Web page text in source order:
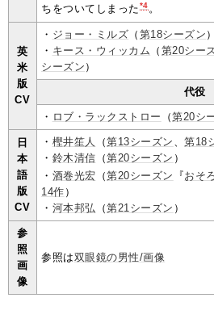
ちをついてしまった*4。
英
米
版
CV
・ ジョー・ミルズ （ 第18シーズン ）
・ キース・ウィッカム （ 第20シー
シーズン ）
代役
・ ロブ・ラックストロー （第20シ
日
本
語
版
CV
・ 樫井笙人 （第13シーズン 、第18
・ 鈴木清信 （第20シーズン ）
・ 酒巻光宏 （第20シーズン 『おそ
14作 ）
・ 河本邦弘 （第21シーズン ）
参
照
画
像
参照は双眼鏡の男性/画像